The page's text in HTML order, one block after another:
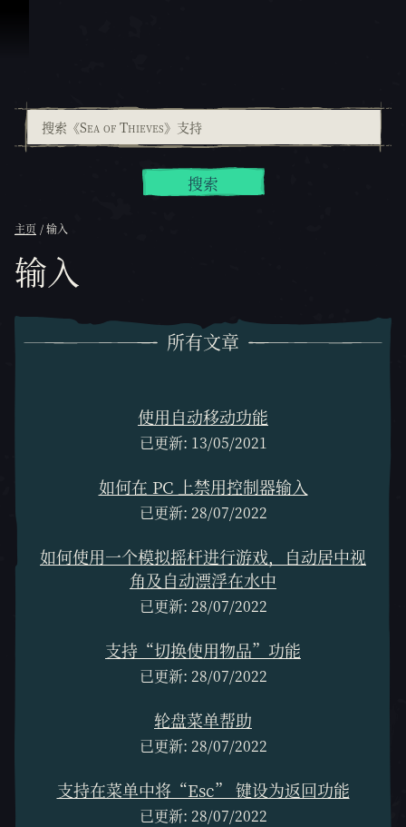
搜索
主页 输入
输入
所有文章
使用自动移动功能
已更新: 13/05/2021
如何在 PC 上禁用控制器输入
已更新: 28/07/2022
如何使用一个模拟摇杆进行游戏，自动居中视
角及自动漂浮在水中
已更新: 28/07/2022
支持“切换使用物品”功能
已更新: 28/07/2022
轮盘菜单帮助
已更新: 28/07/2022
支持在菜单中将“Esc” 键设为返回功能
已更新: 28/07/2022